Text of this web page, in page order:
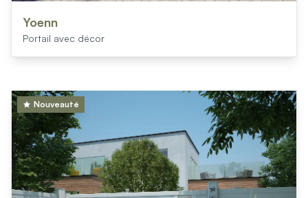
Accès Pro
Yoenn
Portail avec décor
Nouveauté